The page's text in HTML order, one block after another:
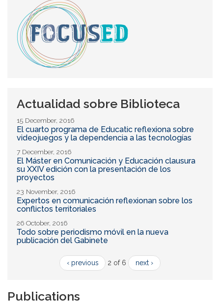
Actualidad sobre Biblioteca
15 December, 2016
El cuarto programa de Educatic reflexiona sobre
videojuegos y la dependencia a las tecnologías
7 December, 2016
El Máster en Comunicación y Educación clausura
su XXIV edición con la presentación de los
proyectos
23 November, 2016
Expertos en comunicación reflexionan sobre los
conflictos territoriales
26 October, 2016
Todo sobre periodismo móvil en la nueva
publicación del Gabinete
‹ previous 2 of 6 next ›
Publications